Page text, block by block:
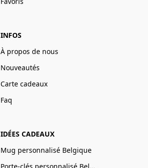
INFOS
À propos de nous
Nouveautés
Carte cadeaux
Faq
IDÉES CADEAUX
Mug personnalisé Belgique